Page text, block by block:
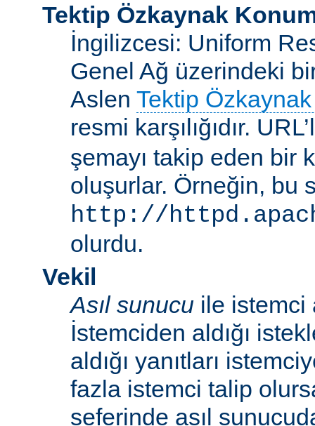
Tektip Özkaynak
İngilizcesi: Uniform
Genel Ağ üzerindeki
Aslen Tektip
resmi karşılığıdır.
şemayı takip eden bir
oluşurlar. Örneğin, bu
http://
olurdu.
Vekil
Asıl sunucu ile istemci
İstemciden aldığı
aldığı yanıtları
fazla istemci talip
seferinde asıl